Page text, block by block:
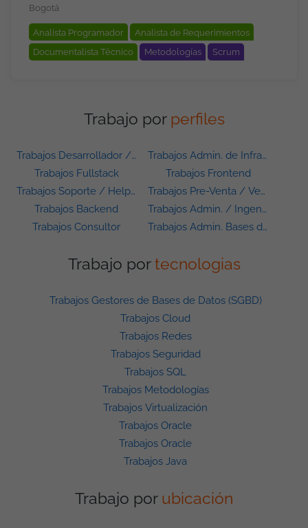
Bogotá
Analista Programador
Analista de Requerimientos
Documentalista Técnico
Metodologías Scrum
Trabajo por perfiles
Trabajos Desarrollador / Programador
Trabajos Fullstack
Trabajos Soporte / Helpdesk
Trabajos Backend
Trabajos Consultor
Trabajos Admin. de Infraestructura
Trabajos Frontend
Trabajos Pre-Venta / Ventas
Trabajos Admin. / Ingeniero de Sistemas
Trabajos Admin. Bases de Datos
Trabajo portecnologias
Trabajos Gestores de Bases de Datos (SGBD)
Trabajos Cloud
Trabajos Redes
Trabajos Seguridad
Trabajos SQL
Trabajos Metodologías
Trabajos Virtualización
Trabajos Oracle
Trabajos Oracle
Trabajos Java
Trabajo por ubicación